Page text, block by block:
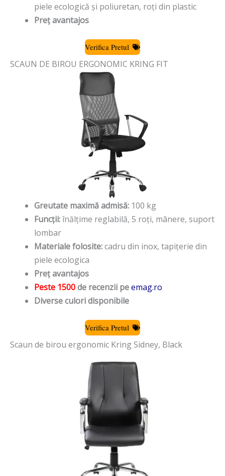
piele ecologică și poliuretan, roți din plastic
Preț avantajos
Verifica Pretul
SCAUN DE BIROU ERGONOMIC KRING FIT
Greutate maximă admisă: 100 kg
Funcții:înălțime reglabilă, 5 roți, mânere, suport
lombar
Materiale folosite:cadru din inox, tapițerie din
piele ecologica
Preț avantajos
Peste 1500de recenzii peemag.ro
Diverse culori disponibile
Verifica Pretul
Scaun de birou ergonomic Kring Sidney, Black